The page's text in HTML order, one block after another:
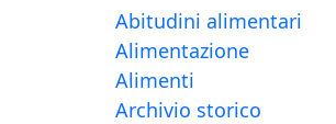
Abitudini alimentari
Alimentazione
Alimenti
Archivio storico